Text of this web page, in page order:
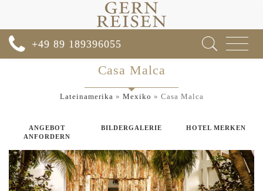
Toggle
+49 89 189396055
Casa Malca
Lateinamerika » Mexiko » Casa Malca
ANGEBOT
ANFORDERN
BILDERGALERIE HOTEL MERKEN